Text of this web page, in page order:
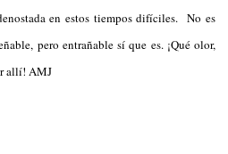
en estos tiempos difíciles. No es
pero entrañable sí que es. ¡Qué olor,
allí! AMJ